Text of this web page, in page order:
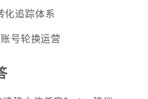
化追踪体系
号轮换运营